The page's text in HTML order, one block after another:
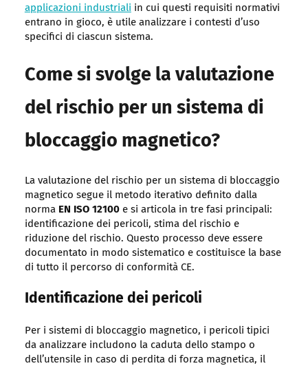
applicazioni industriali in cui questi requisiti normativi
entrano in gioco, è utile analizzare i contesti d’uso
specifici di ciascun sistema.
Come si svolge la valutazione
del rischio per un sistema di
bloccaggio magnetico?
La valutazione del rischio per un sistema di bloccaggio
magnetico segue il metodo iterativo definito dalla
norma EN ISO 12100e si articola in tre fasi principali:
identificazione dei pericoli, stima del rischio e
riduzione del rischio. Questo processo deve essere
documentato in modo sistematico e costituisce la base
di tutto il percorso di conformità CE.
Identificazione dei pericoli
Per i sistemi di bloccaggio magnetico, i pericoli tipici
da analizzare includono la caduta dello stampo o
dell’utensile in caso di perdita di forza magnetica, il